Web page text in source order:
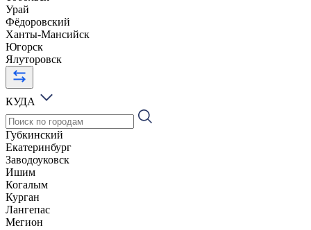
Урай
Фёдоровский
Ханты-Мансийск
Югорск
Ялуторовск
КУДА
Губкинский
Екатеринбург
Заводоуковск
Ишим
Когалым
Курган
Лангепас
Мегион